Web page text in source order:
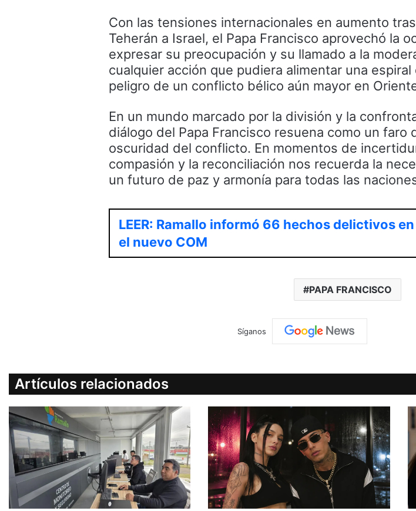
Con las tensiones internacionales en aumento
Teherán a Israel, el Papa Francisco aprovechó la
expresar su preocupación y su llamado a la
cualquier acción que pudiera alimentar una
peligro de un conflicto bélico aún mayor en
En un mundo marcado por la división y la
diálogo del Papa Francisco resuena como un faro
oscuridad del conflicto. En momentos de
compasión y la reconciliación nos recuerda la
un futuro de paz y armonía para todas las
LEER: Ramallo informó 66 hechos delictivos
el nuevo COM
PAPA FRANCISCO
Síganos
Artículos relacionados